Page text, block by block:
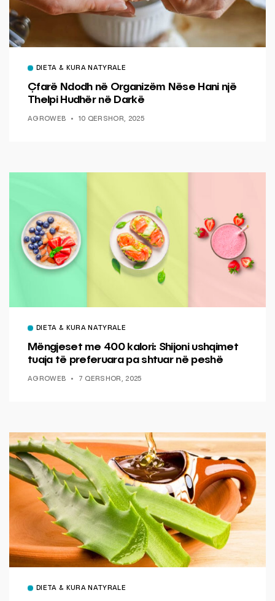
DIETA & KURA NATYRALE
Çfarë Ndodh në Organizëm Nëse Hani një
Thelpi Hudhër në Darkë
AGROWEB 10 QERSHOR, 2025
DIETA & KURA NATYRALE
Mëngjeset me 400 kalori: Shijoni ushqimet
tuaja të preferuara pa shtuar në peshë
AGROWEB 7 QERSHOR, 2025
DIETA & KURA NATYRALE